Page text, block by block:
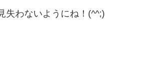
失わないようにね！(^^;)